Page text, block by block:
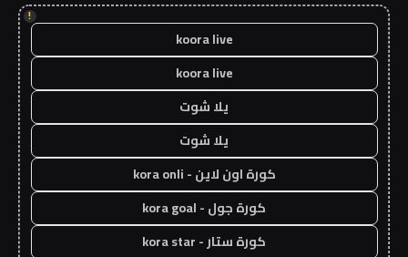
!
koora live
koora live
يلا شوت
يلا شوت
كورة اون لاين - kora onli
كورة جول - kora goal
كورة ستار - kora star